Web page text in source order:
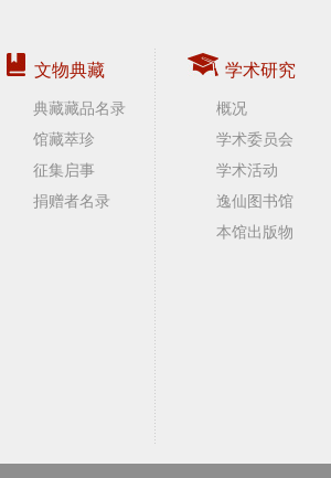
文物典藏
典藏藏品名录
馆藏萃珍
征集启事
捐赠者名录
学术研究
概况
学术委员会
学术活动
逸仙图书馆
本馆出版物